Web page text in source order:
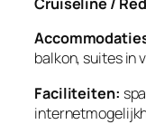
balkon, suites in
Faciliteiten: